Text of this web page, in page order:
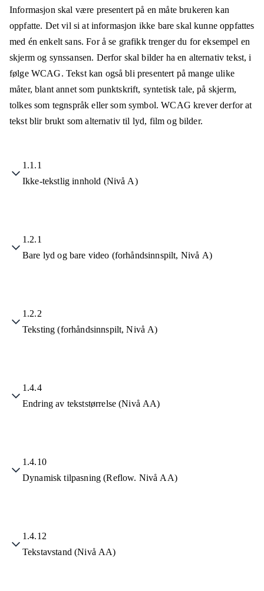
Informasjon skal være presentert på en måte brukeren kan
oppfatte. Det vil si at informasjon ikke bare skal kunne oppfattes
med én enkelt sans. For å se grafikk trenger du for eksempel en
skjerm og synssansen. Derfor skal bilder ha en alternativ tekst, i
følge WCAG. Tekst kan også bli presentert på mange ulike
måter, blant annet som punktskrift, syntetisk tale, på skjerm,
tolkes som tegnspråk eller som symbol. WCAG krever derfor at
tekst blir brukt som alternativ til lyd, film og bilder.
1.1.1
Ikke-tekstlig innhold (Nivå A)
1.2.1
Bare lyd og bare video (forhåndsinnspilt, Nivå A)
1.2.2
Teksting (forhåndsinnspilt, Nivå A)
1.4.4
Endring av tekststørrelse (Nivå AA)
1.4.10
Dynamisk tilpasning (Reflow. Nivå AA)
1.4.12
Tekstavstand (Nivå AA)